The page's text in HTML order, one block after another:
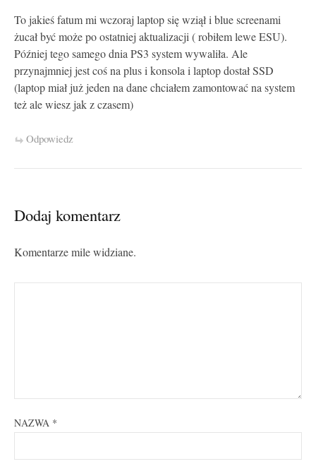
To jakieś fatum mi wczoraj laptop się wziął i blue screenami
żucał być może po ostatniej aktualizacji ( robiłem lewe ESU).
Później tego samego dnia PS3 system wywaliła. Ale
przynajmniej jest coś na plus i konsola i laptop dostał SSD
(laptop miał już jeden na dane chciałem zamontować na system
też ale wiesz jak z czasem)
Odpowiedz
Dodaj komentarz
Komentarze mile widziane.
NAZWA *